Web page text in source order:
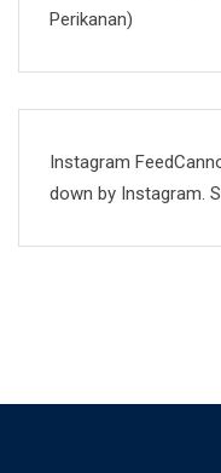
Perikanan)
Instagram
down by Instagram.